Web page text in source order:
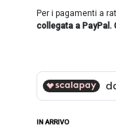
Per i pagamenti a
collegata a PayPal.
IN ARRIVO